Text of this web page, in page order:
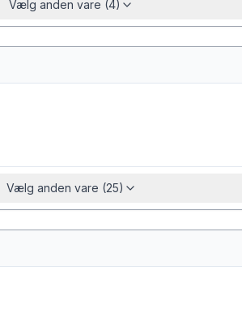
Vælg anden vare (4)
Vælg anden vare (25)